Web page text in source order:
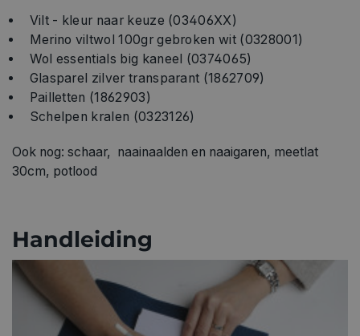
Vilt - kleur naar keuze (03406XX)
Merino viltwol 100gr gebroken wit (0328001)
Wol essentials big kaneel (0374065)
Glasparel zilver transparant (1862709)
Pailletten (1862903)
Schelpen kralen (0323126)
Ook nog: schaar, naainaalden en naaigaren, meetlat
30cm, potlood
Handleiding